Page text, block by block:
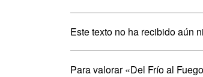
Este texto no ha recibido aún
Para valorar «Del Frío al